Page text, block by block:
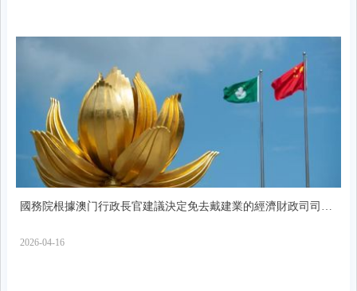
國務院根據澳门行政長官建議決定免去戴建業的經濟財政司司長
2026-04-16